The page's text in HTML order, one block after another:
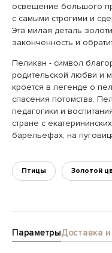
освещение большого
с самыми строгими и
Эта милая деталь
законченность и
Пеликан - символ
родительской любви и
кроется в легенде о
спасения потомства.
педагогики и
стране с
барельефах, на
Птицы Золотой
ПараметрыДоставка